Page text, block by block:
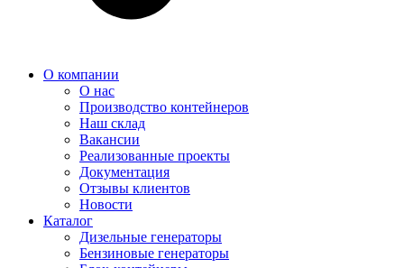
О компании
О нас
Производство контейнеров
Наш склад
Вакансии
Реализованные проекты
Документация
Отзывы клиентов
Новости
Каталог
Дизельные генераторы
Бензиновые генераторы